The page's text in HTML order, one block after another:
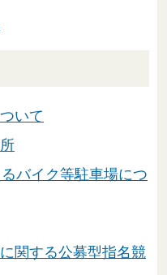
いて
バイク等駐車場につ
関する公募型指名競